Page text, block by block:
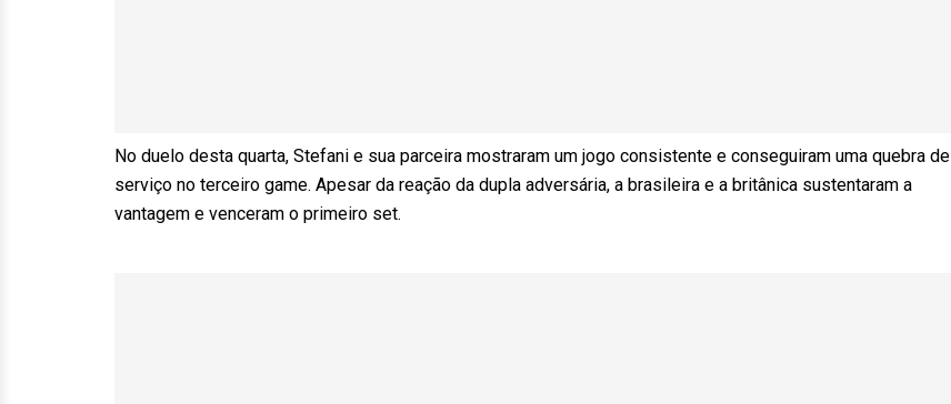
No duelo desta quarta, Stefani e sua parceira mostraram um jogo consistente e conseguiram uma quebra de
serviço no terceiro game. Apesar da reação da dupla adversária, a brasileira e a britânica sustentaram a
vantagem e venceram o primeiro set.